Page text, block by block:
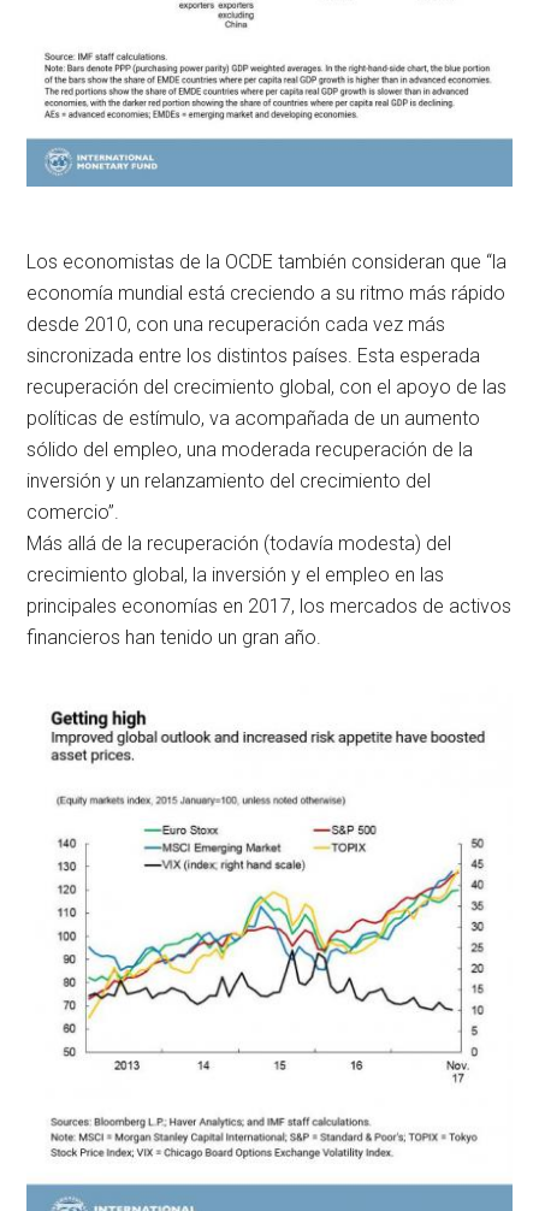
Los economistas de la OCDE también consideran que “la
economía mundial está creciendo a su ritmo más rápido
desde 2010, con una recuperación cada vez más
sincronizada entre los distintos países. Esta esperada
recuperación del crecimiento global, con el apoyo de las
políticas de estímulo, va acompañada de un aumento
sólido del empleo, una moderada recuperación de la
inversión y un relanzamiento del crecimiento del
comercio”.
Más allá de la recuperación (todavía modesta) del
crecimiento global, la inversión y el empleo en las
principales economías en 2017, los mercados de activos
financieros han tenido un gran año.